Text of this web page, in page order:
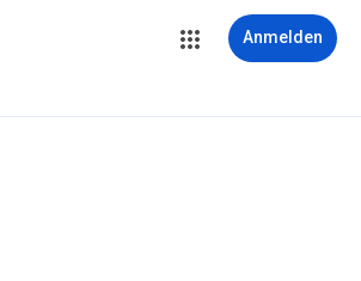
Anmelden